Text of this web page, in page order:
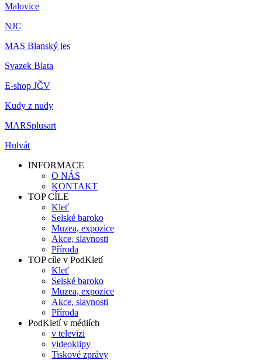
Malovice
NJC
MAS Blanský les
Svazek Blata
E-shop JČV
Kudy z nudy
MARSplusart
Hulvát
INFORMACE
O NÁS
KONTAKT
TOP CÍLE
Kleť
Selské baroko
Muzea, expozice
Akce, slavnosti
Příroda
TOP cíle v PodKletí
Kleť
Selské baroko
Muzea, expozice
Akce, slavnosti
Příroda
PodKletí v médiích
v televizi
videoklipy
Tiskové zprávy